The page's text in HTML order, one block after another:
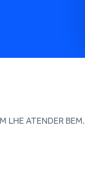
LHE ATENDER BEM.